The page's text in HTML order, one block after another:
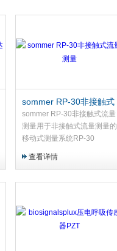
sommer RP-30非接触式
流量测量
sommer RP-30非接触式流量
测量用于非接触式流量测量的
移动式测量系统RP-30
设备用于创建河流和溪流的速
查看详情